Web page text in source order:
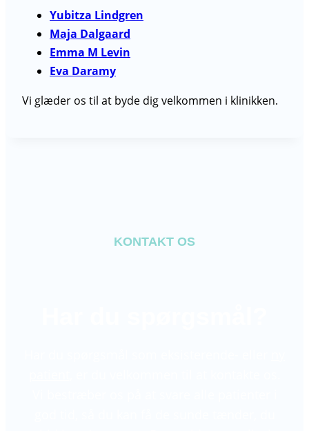
Yubitza Lindgren
Maja Dalgaard
Emma M Levin
Eva Daramy
Vi glæder os til at byde dig velkommen i klinikken.
KONTAKT OS